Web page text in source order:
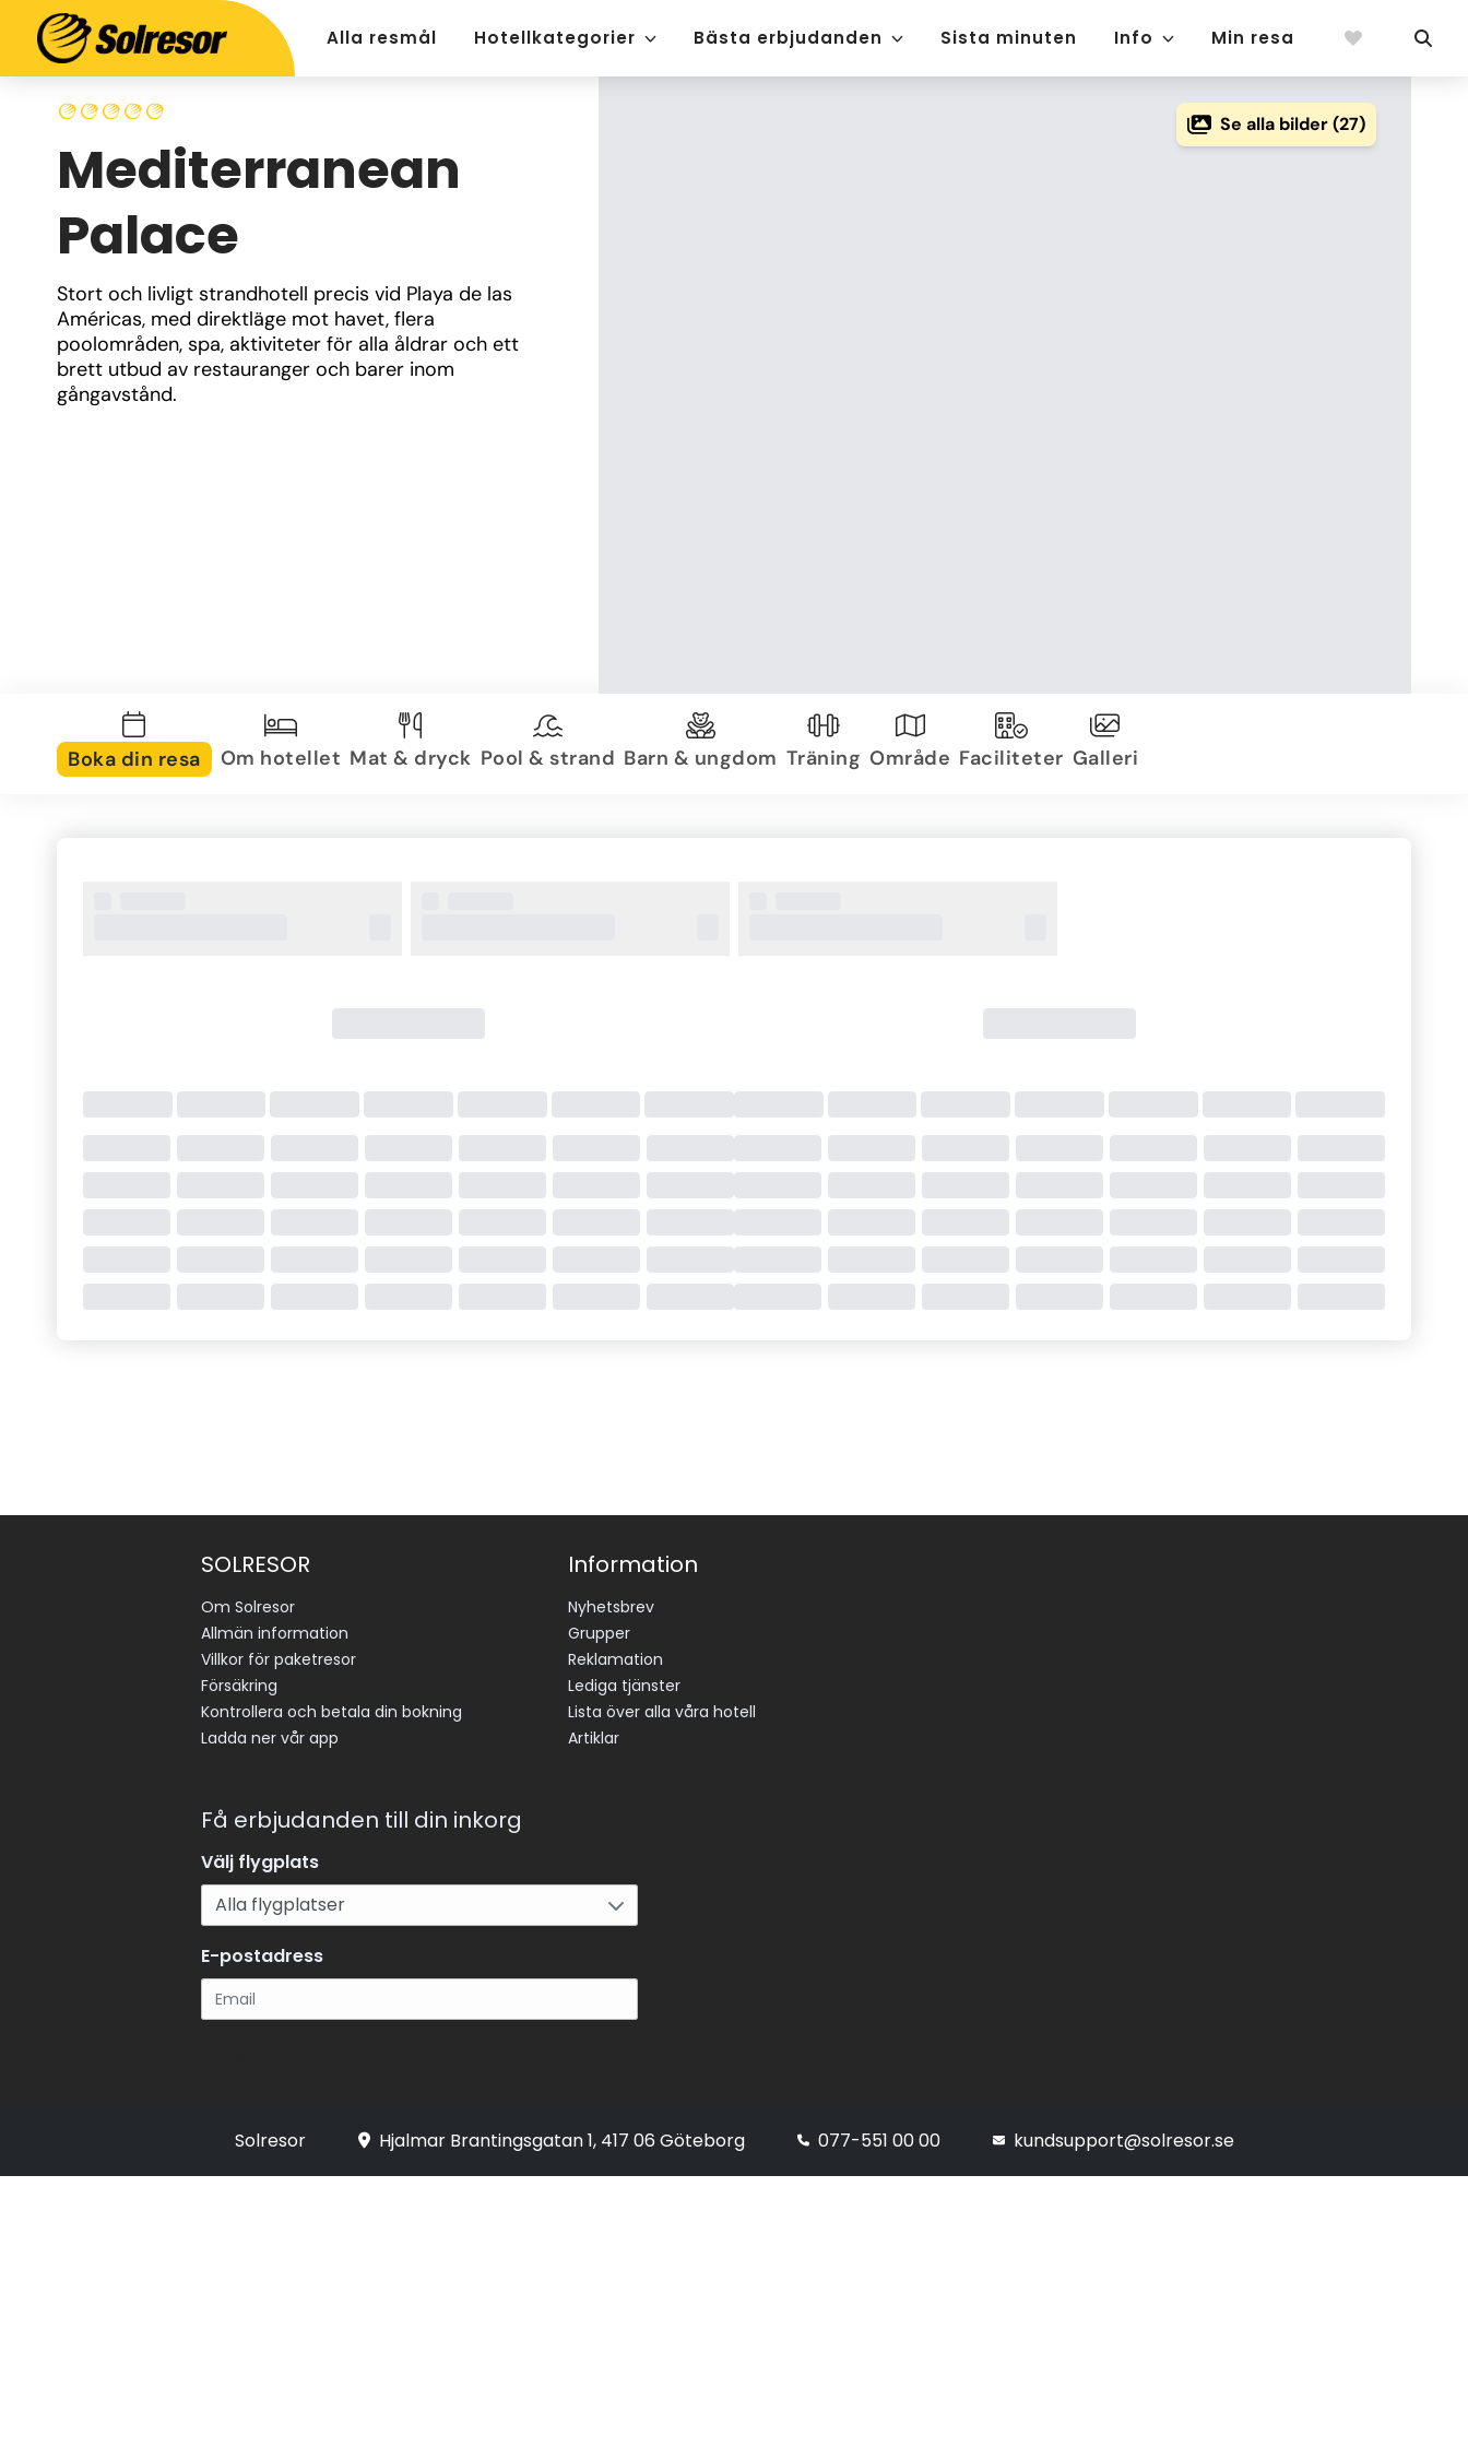
Alla resmål Hotellkategorier Bästa erbjudanden Sista minuten Info Min resa
Mediterranean
Palace
Stort och livligt strandhotell precis vid Playa de las
Américas, med direktläge mot havet, flera
poolområden, spa, aktiviteter för alla åldrar och ett
brett utbud av restauranger och barer inom
gångavstånd.
Se alla bilder (27)
Boka din resa Om hotellet Mat & dryck Pool & strand Barn & ungdom Träning Område Faciliteter Galleri
SOLRESOR
Om Solresor
Allmän information
Villkor för paketresor
Försäkring
Kontrollera och betala din bokning
Ladda ner vår app
Information
Nyhetsbrev
Grupper
Reklamation
Lediga tjänster
Lista över alla våra hotell
Artiklar
Få erbjudanden till din inkorg
Välj flygplats
E-postadress
Solresor Hjalmar Brantingsgatan 1, 417 06 Göteborg 077-551 00 00 kundsupport@solresor.se